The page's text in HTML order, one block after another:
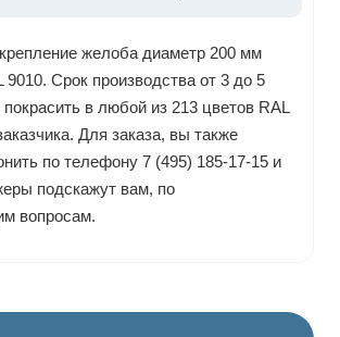
желоба диаметр 200 мм
Срок производства от 3 до 5
в любой из 213 цветов RAL
Для заказа, вы также
по телефону 7 (495) 185-17-15 и
подскажут вам, по
вопросам.